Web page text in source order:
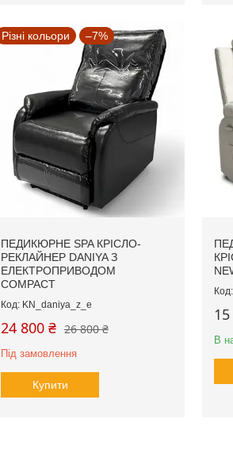
Різні кольори –7%
ПЕДИКЮРНЕ SPA КРІСЛО-
РЕКЛАЙНЕР DANIYA З
ЕЛЕКТРОПРИВОДОМ
COMPACT
KN_daniya_z_e
26 800 ₴
24 800 ₴
Під замовлення
Купити
В